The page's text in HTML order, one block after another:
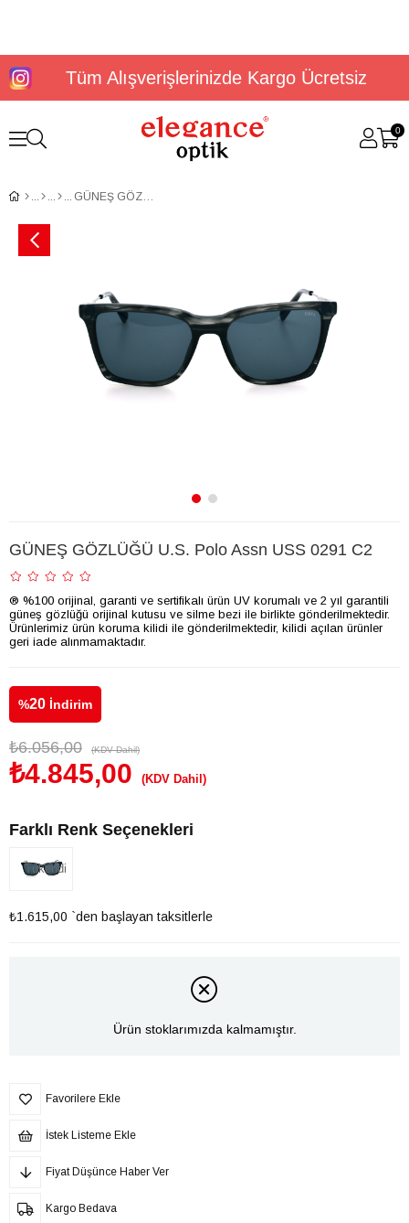
Tüm Alışverişlerinizde Kargo Ücretsiz
0
GÜNEŞ GÖZLÜĞÜ U.S. Polo Assn USS 0291 C2
GÜNEŞ GÖZLÜĞÜ U.S. Polo Assn USS 0291 C2
® %100 orijinal, garanti ve sertifikalı ürün UV korumalı ve 2 yıl garantili
güneş gözlüğü orijinal kutusu ve silme bezi ile birlikte gönderilmektedir.
Ürünlerimiz ürün koruma kilidi ile gönderilmektedir, kilidi açılan ürünler
geri iade alınmamaktadır.
%20 İndirim
₺6.056,00 (KDV Dahil)
₺4.845,00 (KDV Dahil)
Farklı Renk Seçenekleri
Tükendi
₺1.615,00 `den başlayan taksitlerle
Ürün stoklarımızda kalmamıştır.
Favorilere Ekle
İstek Listeme Ekle
Fiyat Düşünce Haber Ver
Kargo Bedava